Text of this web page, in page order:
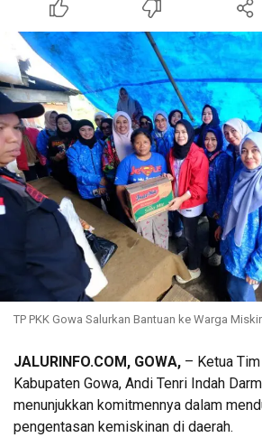
TP PKK Gowa Salurkan Bantuan ke Warga
JALURINFO.COM, GOWA, – Ketua
Kabupaten Gowa, Andi Tenri Indah
menunjukkan komitmennya dalam
pengentasan kemiskinan di daerah.